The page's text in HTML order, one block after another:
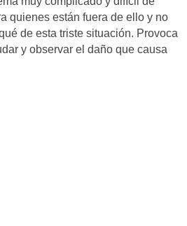
quienes están fuera de ello y no
de esta triste situación. Provoca
y observar el daño que causa